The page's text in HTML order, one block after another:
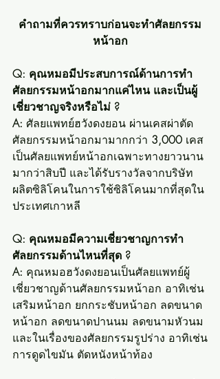
คำถามที่ควรทราบก่อนจะทำศัลยกรรม
หน้าอก
Q: คุณหมอมีประสบการณ์ด้านการทำ
ศัลยกรรมหน้าอกมากแค่ไหน และเป็นผู้
เชี่ยวชาญจริงหรือไม่ ?
A: ศัลยแพทย์ฮวังดงยอน ผ่านเคสผ่าตัด
ศัลยกรรมหน้าอกมามากกว่า 3,000 เคส
เป็นศัลยแพทย์หน้าอกเฉพาะทางยาวนาน
มากว่าสิบปี และได้รับรางวัลจากบริษัท
ผลิตซิลิโคนในการใช้ซิลิโคนมากที่สุดใน
ประเทศเกาหลี
Q: คุณหมอมีความเชี่ยวชาญการทำ
ศัลยกรรมด้านไหนที่สุด ?
A: คุณหมอฮวังดงยอนเป็นศัลยแพทย์ผู้
เชี่ยวชาญด้านศัลยกรรมหน้าอก อาทิเช่น
เสริมหน้าอก ยกกระชับหน้าอก ลดขนาด
หน้าอก ลดขนาดปานนม ลดขนามหัวนม
และในเรื่องของศัลยกรรมรูปร่าง อาทิเช่น
การดูดไขมัน ตัดหนังหน้าท้อง